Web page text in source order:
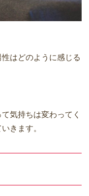
はどのように感じる
気持ちは変わってく
きます。